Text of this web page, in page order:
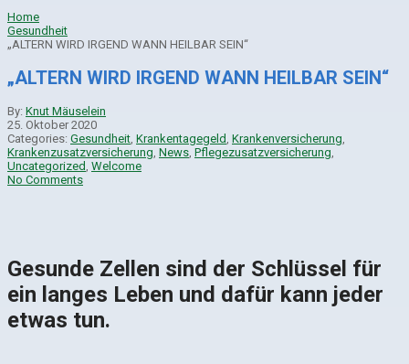
Home
Gesundheit
„ALTERN WIRD IRGEND WANN HEILBAR SEIN“
„ALTERN WIRD IRGEND WANN HEILBAR SEIN“
By: Knut Mäuselein
25. Oktober 2020
Categories: Gesundheit Krankentagegeld Krankenversicherung
Krankenzusatzversicherung News Pflegezusatzversicherung
Uncategorized Welcome
No Comments
Gesunde Zellen sind der Schlüssel für
ein langes Leben und dafür kann jeder
etwas tun.